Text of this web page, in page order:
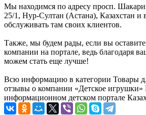
Мы находимся по адресу просп.
25/1, Нур-Султан (Астана), Казахстан и
обслуживать там своих клиентов.
Также, мы будем рады, если вы
компании на портале, ведь благодаря
можем стать еще лучше!
Всю информацию в категории Товары
отзывы о компании «Детское игрушки»
информационном детском портале